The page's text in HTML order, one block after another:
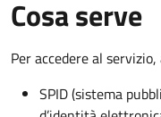
Cosa serve
Per accedere al
SPID (sistema